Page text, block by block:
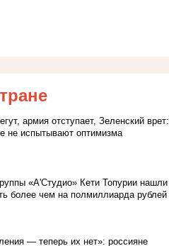
армия отступает, Зеленский врет:
не испытывают оптимизма
«А'Студио» Кети Топурии нашли
более чем на полмиллиарда рублей
— теперь их нет»: россияне